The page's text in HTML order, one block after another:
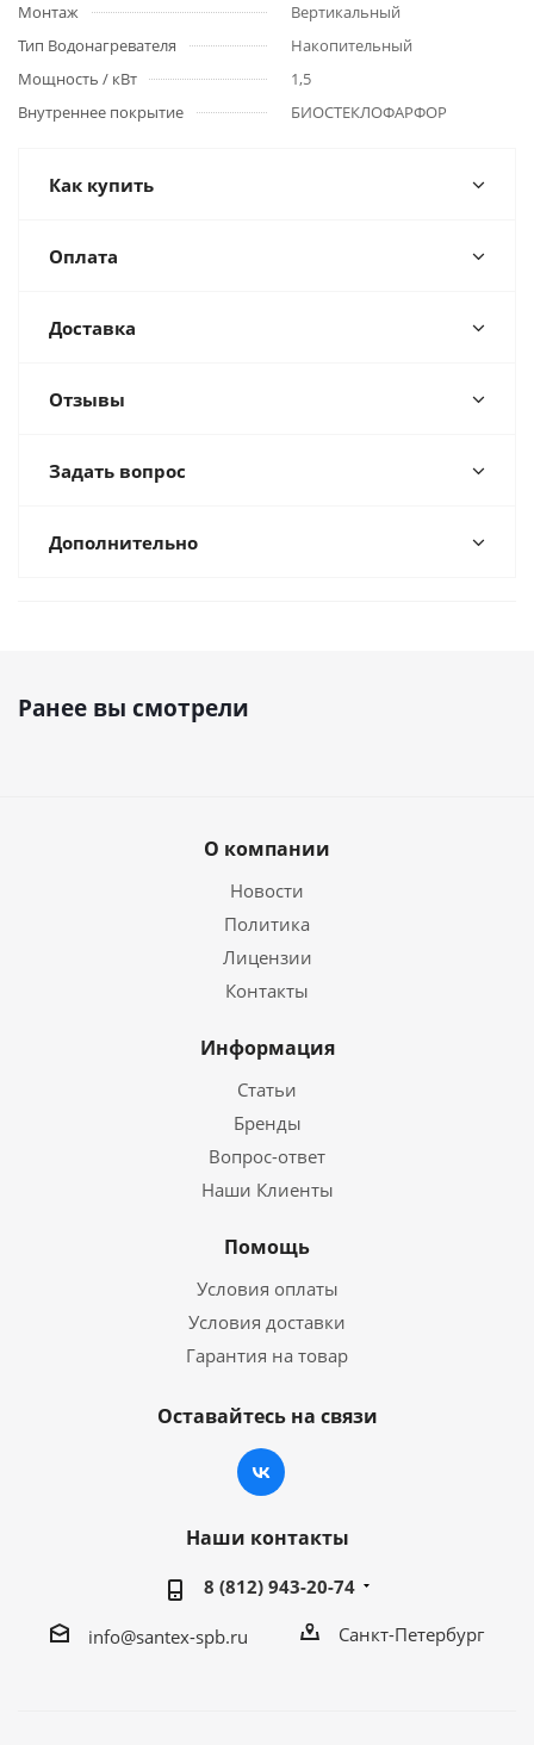
Монтаж
Вертикальный
Тип Водонагревателя
Накопительный
Мощность / кВт
1,5
Внутреннее покрытие
БИОСТЕКЛОФАРФОР
Как купить
Оплата
Доставка
Отзывы
Задать вопрос
Дополнительно
Ранее вы смотрели
О компании
Новости
Политика
Лицензии
Контакты
Информация
Статьи
Бренды
Вопрос-ответ
Наши Клиенты
Помощь
Условия оплаты
Условия доставки
Гарантия на товар
Оставайтесь на связи
Наши контакты
8 (812) 943-20-74
info@santex-spb.ru Санкт-Петербург